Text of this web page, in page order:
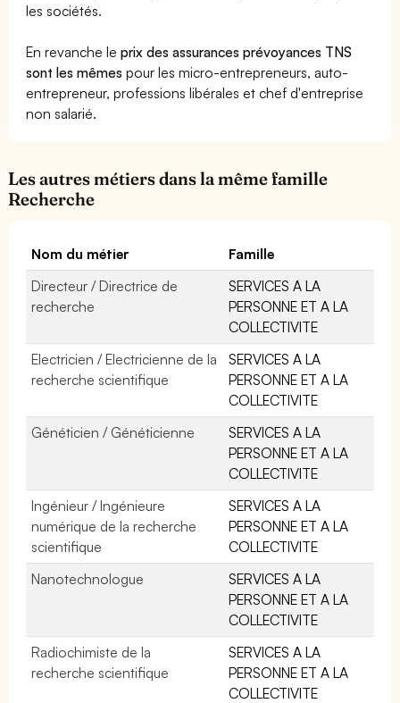
les sociétés.
En revanche leprix des assurances prévoyances TNS
sont les mêmes pour les micro-entrepreneurs, auto-
entrepreneur, professions libérales et chef d'entreprise
non salarié.
Les autres métiers dans la même famille
Recherche
Nom du métier
Famille
Directeur / Directrice de
recherche
SERVICES A LA
PERSONNE ET A LA
COLLECTIVITE
Electricien / Electricienne de la
recherche scientifique
SERVICES A LA
PERSONNE ET A LA
COLLECTIVITE
Généticien / Généticienne
SERVICES A LA
PERSONNE ET A LA
COLLECTIVITE
Ingénieur / Ingénieure
numérique de la recherche
scientifique
SERVICES A LA
PERSONNE ET A LA
COLLECTIVITE
Nanotechnologue
SERVICES A LA
PERSONNE ET A LA
COLLECTIVITE
Radiochimiste de la
recherche scientifique
SERVICES A LA
PERSONNE ET A LA
COLLECTIVITE